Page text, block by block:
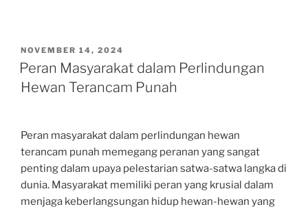
POSTED
ON
NOVEMBER 14, 2024
Peran Masyarakat dalam Perlindungan
Hewan Terancam Punah
Peran masyarakat dalam perlindungan hewan
terancam punah memegang peranan yang sangat
penting dalam upaya pelestarian satwa-satwa langka di
dunia. Masyarakat memiliki peran yang krusial dalam
menjaga keberlangsungan hidup hewan-hewan yang